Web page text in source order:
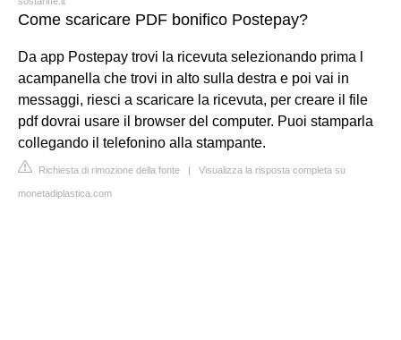
Come scaricare PDF bonifico Postepay?
Da app Postepay trovi la ricevuta selezionando prima l
acampanella che trovi in alto sulla destra e poi vai in
messaggi, riesci a scaricare la ricevuta, per creare il file
pdf dovrai usare il browser del computer. Puoi stamparla
collegando il telefonino alla stampante.
Richiesta di rimozione della fonte | Visualizza la risposta completa su
monetadiplastica.com